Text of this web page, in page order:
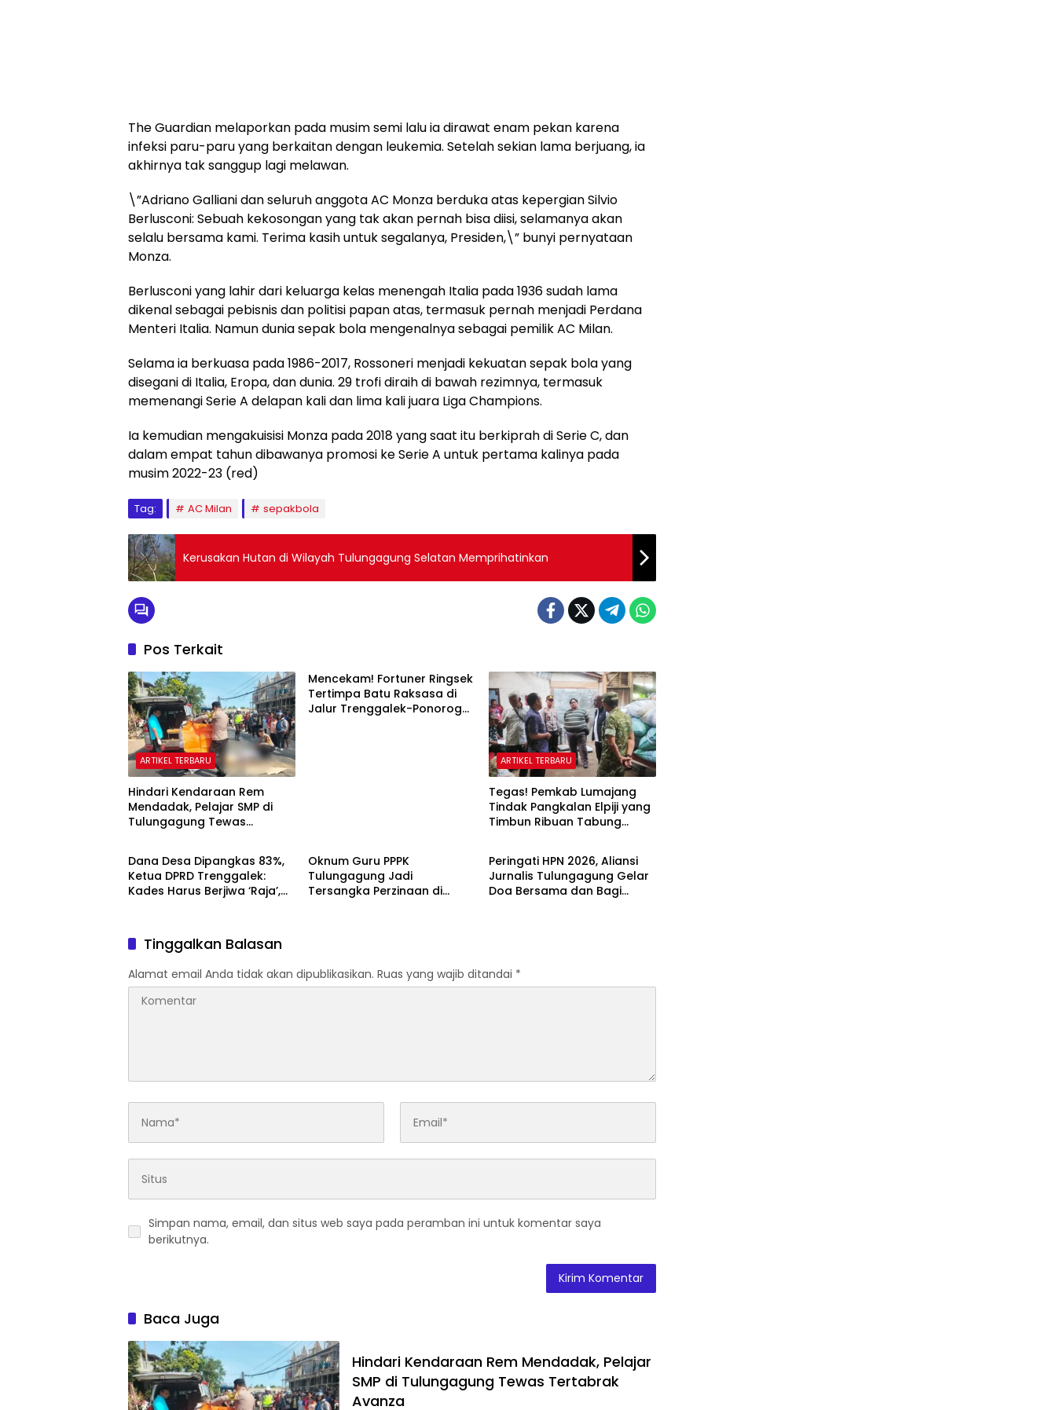
The Guardian melaporkan pada musim semi lalu ia dirawat enam pekan karena
infeksi paru-paru yang berkaitan dengan leukemia. Setelah sekian lama berjuang, ia
akhirnya tak sanggup lagi melawan.
\”Adriano Galliani dan seluruh anggota AC Monza berduka atas kepergian Silvio
Berlusconi: Sebuah kekosongan yang tak akan pernah bisa diisi, selamanya akan
selalu bersama kami. Terima kasih untuk segalanya, Presiden,\” bunyi pernyataan
Monza.
Berlusconi yang lahir dari keluarga kelas menengah Italia pada 1936 sudah lama
dikenal sebagai pebisnis dan politisi papan atas, termasuk pernah menjadi Perdana
Menteri Italia. Namun dunia sepak bola mengenalnya sebagai pemilik AC Milan.
Selama ia berkuasa pada 1986-2017, Rossoneri menjadi kekuatan sepak bola yang
disegani di Italia, Eropa, dan dunia. 29 trofi diraih di bawah rezimnya, termasuk
memenangi Serie A delapan kali dan lima kali juara Liga Champions.
Ia kemudian mengakuisisi Monza pada 2018 yang saat itu berkiprah di Serie C, dan
dalam empat tahun dibawanya promosi ke Serie A untuk pertama kalinya pada
musim 2022-23 (red)
Tag: AC Milan sepakbola
Kerusakan Hutan di Wilayah Tulungagung Selatan Memprihatinkan
Pos Terkait
ARTIKEL TERBARU
Hindari Kendaraan Rem
Mendadak, Pelajar SMP di
Tulungagung Tewas
Mencekam! Fortuner Ringsek
Tertimpa Batu Raksasa di
Jalur Trenggalek-Ponorogo,
ARTIKEL TERBARU
Tegas! Pemkab Lumajang
Tindak Pangkalan Elpiji yang
Timbun Ribuan Tabung
ARTIKEL TERBARU
Dana Desa Dipangkas 83%,
Ketua DPRD Trenggalek:
Kades Harus Berjiwa ‘Raja’,
Oknum Guru PPPK
Tulungagung Jadi
Tersangka Perzinaan di
ARTIKEL TERBARU
Peringati HPN 2026, Aliansi
Jurnalis Tulungagung Gelar
Doa Bersama dan Bagi
Tinggalkan Balasan
Alamat email Anda tidak akan dipublikasikan. Ruas yang wajib ditandai *
Simpan nama, email, dan situs web saya pada peramban ini untuk komentar saya
berikutnya.
Baca Juga
Hindari Kendaraan Rem Mendadak, Pelajar
SMP di Tulungagung Tewas Tertabrak
Avanza